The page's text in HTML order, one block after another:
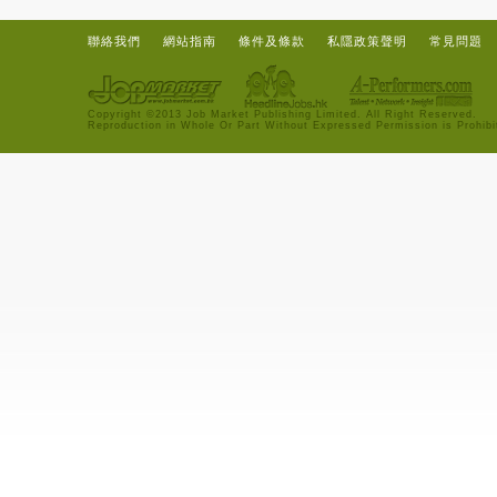
聯絡我們 網站指南 條件及條款 私隱政策聲明 常見問題
Copyright ©2013 Job Market Publishing Limited. All Right Reserved.
Reproduction in Whole Or Part Without Expressed Permission is